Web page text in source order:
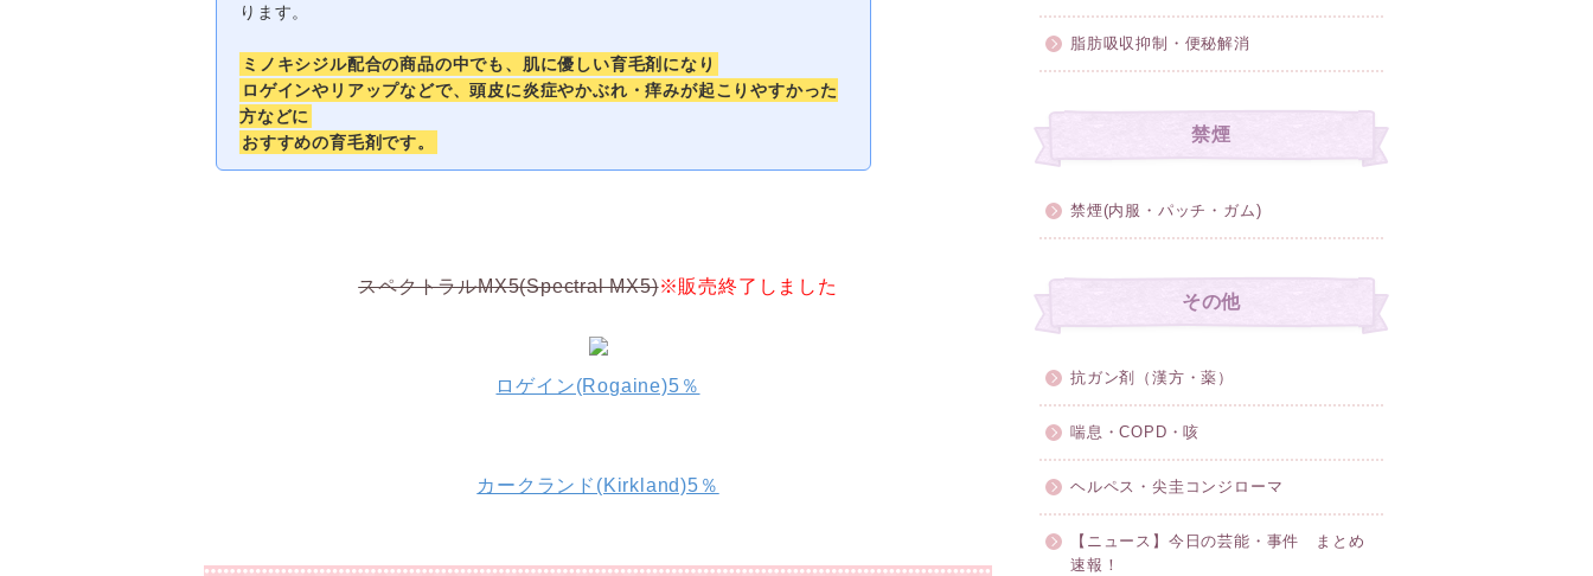
ります。
ミノキシジル配合の商品の中でも、肌に優しい育毛剤になり
ロゲインやリアップなどで、頭皮に炎症やかぶれ・痒みが起こりやすかった
方などに
おすすめの育毛剤です。
スペクトラルMX5(Spectral MX5)※販売終了しました
ロゲイン(Rogaine)5％
カークランド(Kirkland)5％
脂肪吸収抑制・便秘解消
禁煙
禁煙(内服・パッチ・ガム)
その他
抗ガン剤（漢方・薬）
喘息・COPD・咳
ヘルペス・尖圭コンジローマ
【ニュース】今日の芸能・事件 まとめ
速報！